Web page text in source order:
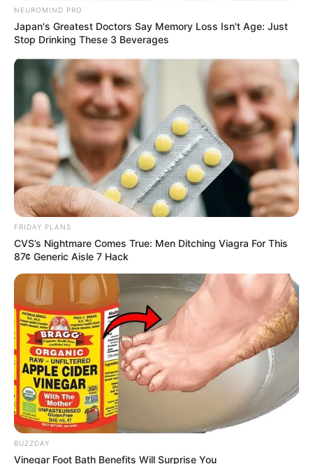
NEUROMIND PRO
Japan's Greatest Doctors Say Memory Loss Isn't Age: Just
Stop Drinking These 3 Beverages
FRIDAY PLANS
CVS’s Nightmare Comes True: Men Ditching Viagra For This
87¢ Generic Aisle 7 Hack
BUZZDAY
Vinegar Foot Bath Benefits Will Surprise You